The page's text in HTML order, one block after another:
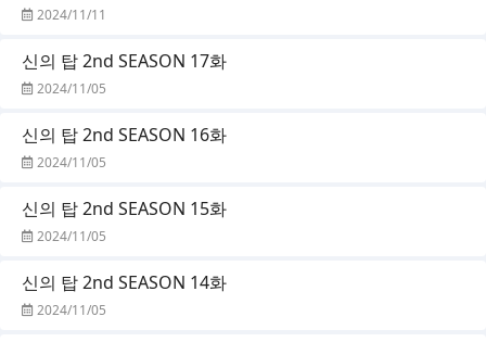
2024/11/11
신의 탑 2nd SEASON 17화
2024/11/05
신의 탑 2nd SEASON 16화
2024/11/05
신의 탑 2nd SEASON 15화
2024/11/05
신의 탑 2nd SEASON 14화
2024/11/05